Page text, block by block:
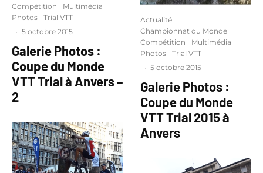
Compétition
Multimédia
Photos
Trial VTT
· 5 octobre 2015
Galerie Photos :
Coupe du Monde
VTT Trial à Anvers –
2
Actualité
Championnat du Monde
Compétition
Multimédia
Photos
Trial VTT
· 5 octobre 2015
Galerie Photos :
Coupe du Monde
VTT Trial 2015 à
Anvers